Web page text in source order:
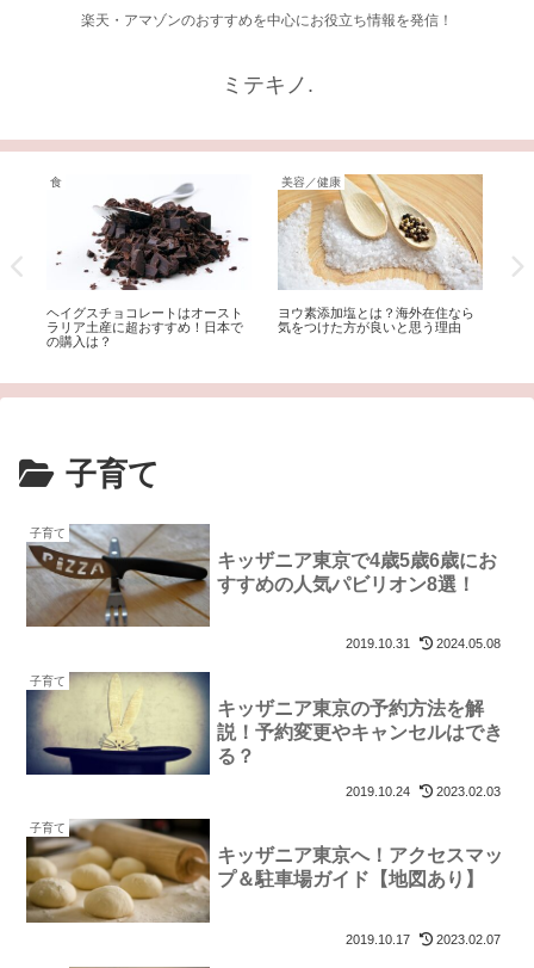
楽天・アマゾンのおすすめを中心にお役立ち情報を発信！
ミテキノ.
食
ヘイグスチョコレートはオースト
ラリア土産に超おすすめ！日本で
の購入は？
美容／健康
ヨウ素添加塩とは？海外在住なら
気をつけた方が良いと思う理由
子育て
子育て
キッザニア東京で4歳5歳6歳にお
すすめの人気パビリオン8選！
2019.10.31 2024.05.08
子育て
キッザニア東京の予約方法を解
説！予約変更やキャンセルはでき
る？
2019.10.24 2023.02.03
子育て
キッザニア東京へ！アクセスマッ
プ＆駐車場ガイド【地図あり】
2019.10.17 2023.02.07